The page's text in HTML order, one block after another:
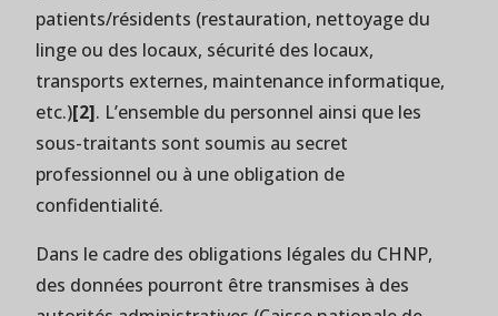
patients/résidents (restauration, nettoyage du
linge ou des locaux, sécurité des locaux,
transports externes, maintenance informatique,
etc.)[2]. L’ensemble du personnel ainsi que les
sous-traitants sont soumis au secret
professionnel ou à une obligation de
confidentialité.
Dans le cadre des obligations légales du CHNP,
des données pourront être transmises à des